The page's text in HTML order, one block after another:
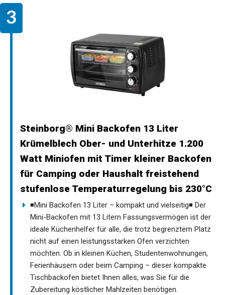
Steinborg® Mini Backofen 13 Liter
Krümelblech Ober- und Unterhitze 1.200
Watt Miniofen mit Timer kleiner Backofen
für Camping oder Haushalt freistehend
stufenlose Temperaturregelung bis 230°C
◾Mini Backofen 13 Liter – kompakt und vielseitig◾ Der
Mini-Backofen mit 13 Litern Fassungsvermögen ist der
ideale Küchenhelfer für alle, die trotz begrenztem Platz
nicht auf einen leistungsstarken Ofen verzichten
möchten. Ob in kleinen Küchen, Studentenwohnungen,
Ferienhäusern oder beim Camping – dieser kompakte
Tischbackofen bietet Ihnen alles, was Sie für die
Zubereitung köstlicher Mahlzeiten benötigen.